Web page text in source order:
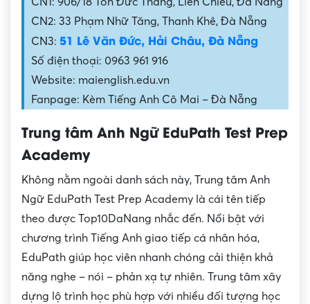
CN2: 33 Phạm Nhữ Tăng, Thanh Khê, Đà Nẵng
CN3: 51 Lê Văn Đức, Hải Châu, Đà Nẵng
Số điện thoại: 0963 961 916
Website: maienglish.edu.vn
Fanpage: Kèm Tiếng Anh Cô Mai – Đà Nẵng
Trung tâm Anh Ngữ EduPath Test Prep
Academy
Không nằm ngoài danh sách này, Trung tâm Anh
Ngữ EduPath Test Prep Academy là cái tên tiếp
theo được Top10DaNang nhắc đến. Nổi bật với
chương trình Tiếng Anh giao tiếp cá nhân hóa,
EduPath giúp học viên nhanh chóng cải thiện khả
năng nghe – nói – phản xạ tự nhiên. Trung tâm xây
dựng lộ trình học phù hợp với nhiều đối tượng học